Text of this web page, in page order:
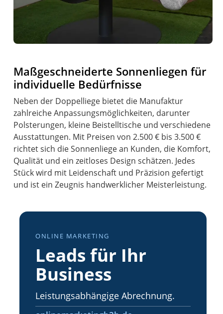
Maßgeschneiderte Sonnenliegen für
individuelle Bedürfnisse
Neben der Doppelliege bietet die Manufaktur
zahlreiche Anpassungsmöglichkeiten, darunter
Polsterungen, kleine Beistelltische und verschiedene
Ausstattungen. Mit Preisen von 2.500 € bis 3.500 €
richtet sich die Sonnenliege an Kunden, die Komfort,
Qualität und ein zeitloses Design schätzen. Jedes
Stück wird mit Leidenschaft und Präzision gefertigt
und ist ein Zeugnis handwerklicher Meisterleistung.
ONLINE MARKETING
Leads für Ihr
Business
Leistungsabhängige Abrechnung.